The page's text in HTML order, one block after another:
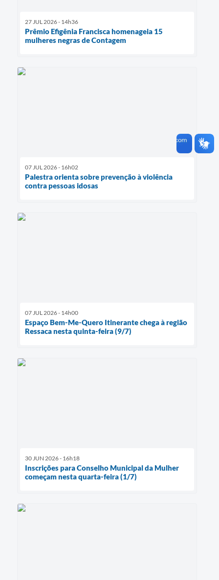
27 JUL 2026 - 14h36
Prêmio Efigênia Francisca homenageia 15
mulheres negras de Contagem
07 JUL 2026 - 16h02
Palestra orienta sobre prevenção à violência
contra pessoas idosas
07 JUL 2026 - 14h00
Espaço Bem-Me-Quero Itinerante chega à região
Ressaca nesta quinta-feira (9/7)
30 JUN 2026 - 16h18
Inscrições para Conselho Municipal da Mulher
começam nesta quarta-feira (1/7)